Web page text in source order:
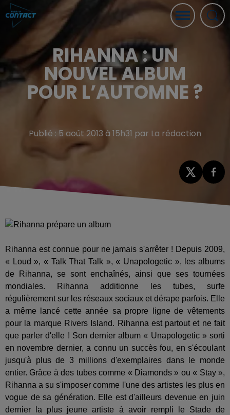
RIHANNA : UN
NOUVEL ALBUM
POUR L’AUTOMNE ?
Publié : 5 août 2013 à 15h31 par La rédaction
Rihanna est connue pour ne jamais s'arrêter ! Depuis 2009,
« Loud », « Talk That Talk », « Unapologetic », les albums
de Rihanna, se sont enchaînés, ainsi que ses tournées
mondiales. Rihanna additionne les tubes, surfe
régulièrement sur les réseaux sociaux et dérape parfois. Elle
a même lancé cette année sa propre ligne de vêtements
pour la marque Rivers Island. Rihanna est partout et ne fait
que parler d'elle ! Son dernier album « Unapologetic » sorti
en novembre dernier, a connu un succès fou, en s'écoulant
jusqu'à plus de 3 millions d'exemplaires dans le monde
entier. Grâce à des tubes comme « Diamonds » ou « Stay »,
Rihanna a su s'imposer comme l'une des artistes les plus en
vogue de sa génération. Elle est d'ailleurs devenue en juin
dernier la plus jeune artiste à avoir rempli le Stade de